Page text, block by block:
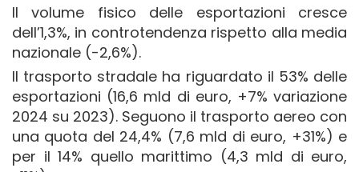
Il volume fisico delle esportazioni cresce
dell’1,3%, in controtendenza rispetto alla media
nazionale (-2,6%).
Il trasporto stradale ha riguardato il 53% delle
esportazioni (16,6 mld di euro, +7% variazione
2024 su 2023). Seguono il trasporto aereo con
una quota del 24,4% (7,6 mld di euro, +31%) e
per il 14% quello marittimo (4,3 mld di euro,